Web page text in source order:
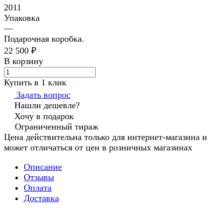
2011
Упаковка
—
Подарочная коробка.
22 500 ₽
В корзину
Купить в 1 клик
Задать вопрос
Нашли дешевле?
Хочу в подарок
Ограниченный тираж
Цена действительна только для интернет-магазина и
может отличаться от цен в розничных магазинах
Описание
Отзывы
Оплата
Доставка